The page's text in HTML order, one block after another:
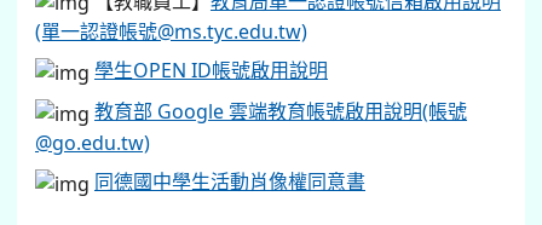
(單一認證帳號@ms.tyc.edu.tw)
學生OPEN ID帳號啟用說明
教育部 Google 雲端教育帳號啟用說明(帳號
@go.edu.tw)
同德國中學生活動肖像權同意書